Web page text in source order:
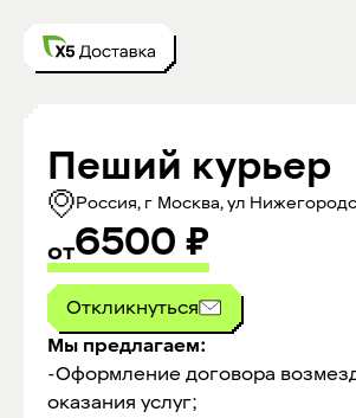
Пеший курьер
Россия, г Москва, ул
от6500 ₽
Откликнуться
Мы предлагаем:
-Оформление договора
оказания услуг;